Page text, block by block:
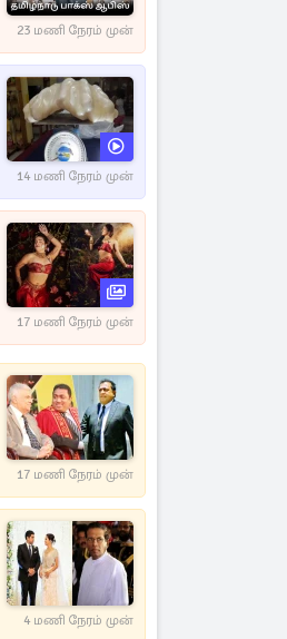
23 மணி நேரம் முன்
14 மணி நேரம் முன்
17 மணி நேரம் முன்
17 மணி நேரம் முன்
4 மணி நேரம் முன்